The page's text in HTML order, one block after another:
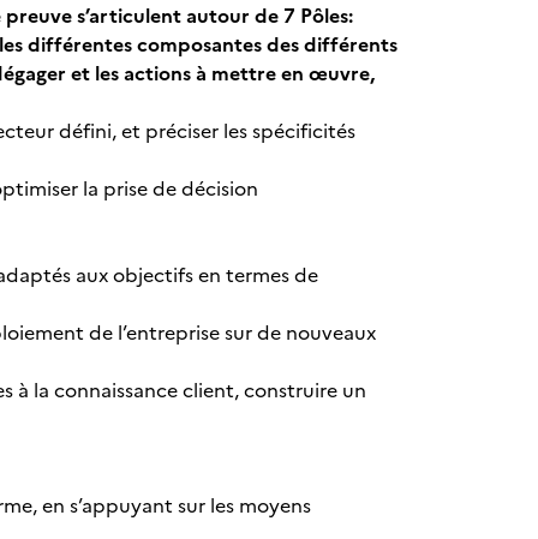
s’articulent autour de 7 Pôles:
différentes composantes des différents
et les actions à mettre en œuvre,
défini, et préciser les spécificités
la prise de décision
aux objectifs en termes de
de l’entreprise sur de nouveaux
la connaissance client, construire un
en s’appuyant sur les moyens